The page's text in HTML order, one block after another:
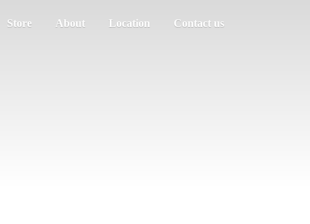
Store About Location Contact us